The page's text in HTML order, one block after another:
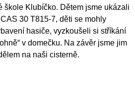
škole Klubíčko. Dětem jsme ukázali
30 T815-7, děti se mohly
hasiče, vyzkoušeli si stříkání
v domečku. Na závěr jsme jim
na naši cisterně.